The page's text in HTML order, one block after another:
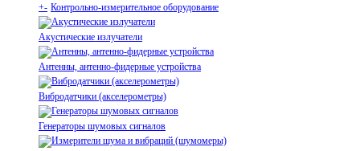
+- Контрольно-измерительное оборудование
Акустические излучатели
Антенны, антенно-фидерные устройства
Вибродатчики (акселерометры)
Генераторы шумовых сигналов